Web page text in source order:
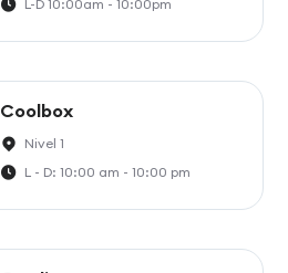
L-D 10:00am - 10:00pm
Coolbox
Nivel 1
L - D: 10:00 am - 10:00 pm